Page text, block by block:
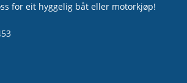
for eit hyggelig båt eller motorkjøp!